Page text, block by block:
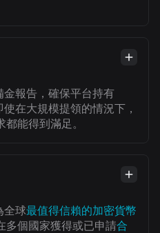
金報告，確保平台持有
在大規模提領的情況下，
能得到滿足。
全球最值得信賴的加密貨幣
多個國家獲得或已申請合